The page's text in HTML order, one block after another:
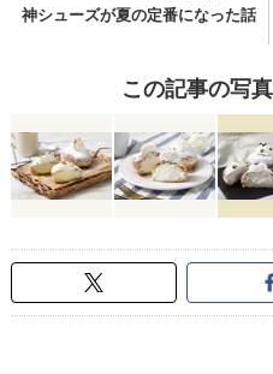
この記事の写